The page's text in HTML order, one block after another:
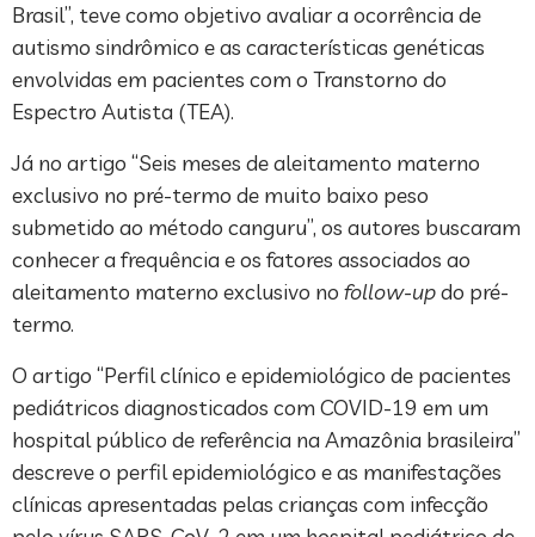
Brasil”, teve como objetivo avaliar a ocorrência de
autismo sindrômico e as características genéticas
envolvidas em pacientes com o Transtorno do
Espectro Autista (TEA).
Já no artigo “Seis meses de aleitamento materno
exclusivo no pré-termo de muito baixo peso
submetido ao método canguru”, os autores buscaram
conhecer a frequência e os fatores associados ao
aleitamento materno exclusivo no follow-updo pré-
termo.
O artigo “Perfil clínico e epidemiológico de pacientes
pediátricos diagnosticados com COVID-19 em um
hospital público de referência na Amazônia brasileira”
descreve o perfil epidemiológico e as manifestações
clínicas apresentadas pelas crianças com infecção